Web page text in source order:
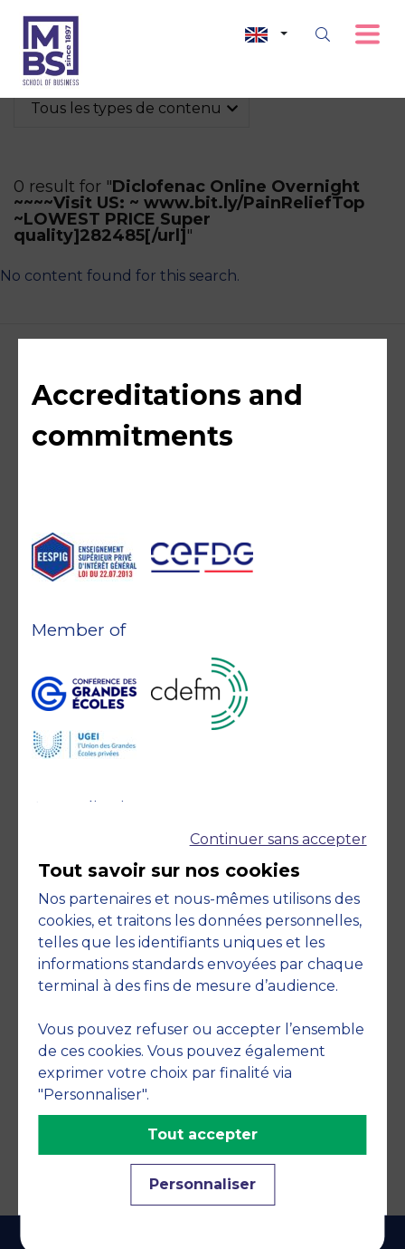
Tous les types de contenu
0 result for "Diclofenac Online Overnight
~~~~Visit US: ~ www.bit.ly/PainReliefTop
~LOWEST PRICE Super
quality]282485[/url]"
No content found for this search.
Accreditations and
commitments
Accreditations
Member of
Engagements
Continuer sans accepter
Tout savoir sur nos cookies
Nos partenaires et nous-mêmes utilisons des
cookies, et traitons les données personnelles,
telles que les identifiants uniques et les
informations standards envoyées par chaque
terminal à des fins de mesure d’audience.
Vous pouvez refuser ou accepter l’ensemble
de ces cookies. Vous pouvez également
exprimer votre choix par finalité via
"Personnaliser".
Personnaliser
Tout accepter